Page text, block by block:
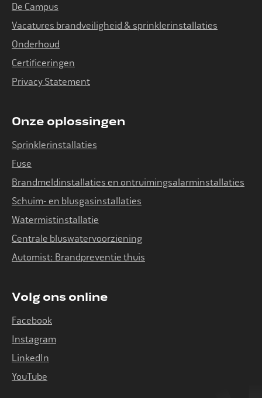
De Campus
Vacatures brandveiligheid & sprinklerinstallaties
Onderhoud
Certificeringen
Privacy Statement
Onze oplossingen
Sprinklerinstallaties
Fuse
Brandmeldinstallaties en ontruimingsalarminstallaties
Schuim- en blusgasinstallaties
Watermistinstallatie
Centrale bluswatervoorziening
Automist: Brandpreventie thuis
Volg ons online
Facebook
Instagram
LinkedIn
YouTube